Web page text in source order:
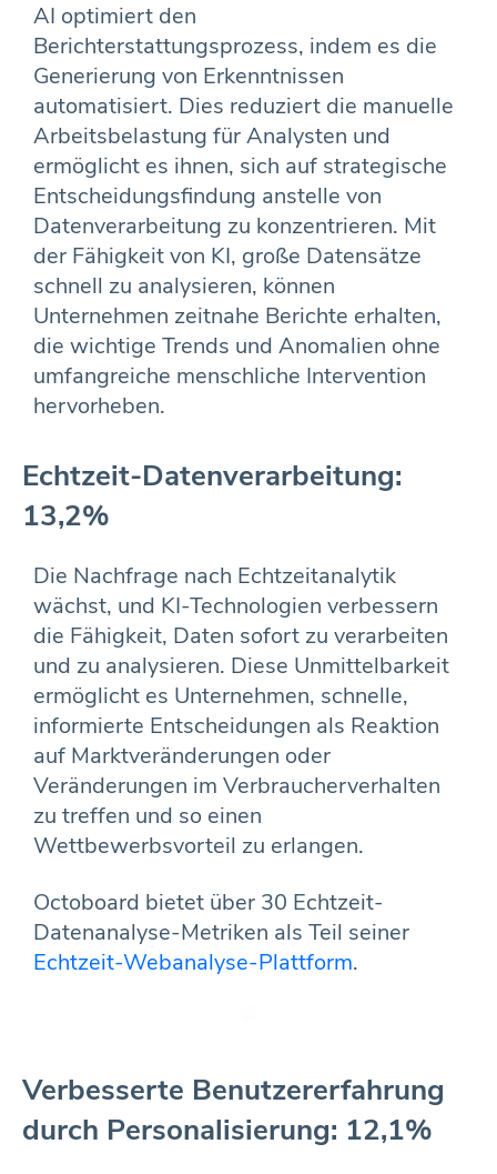
AI optimiert den
Berichterstattungsprozess, indem es die
Generierung von Erkenntnissen
automatisiert. Dies reduziert die manuelle
Arbeitsbelastung für Analysten und
ermöglicht es ihnen, sich auf strategische
Entscheidungsfindung anstelle von
Datenverarbeitung zu konzentrieren. Mit
der Fähigkeit von KI, große Datensätze
schnell zu analysieren, können
Unternehmen zeitnahe Berichte erhalten,
die wichtige Trends und Anomalien ohne
umfangreiche menschliche Intervention
hervorheben.
Echtzeit-Datenverarbeitung:
13,2%
Die Nachfrage nach Echtzeitanalytik
wächst, und KI-Technologien verbessern
die Fähigkeit, Daten sofort zu verarbeiten
und zu analysieren. Diese Unmittelbarkeit
ermöglicht es Unternehmen, schnelle,
informierte Entscheidungen als Reaktion
auf Marktveränderungen oder
Veränderungen im Verbraucherverhalten
zu treffen und so einen
Wettbewerbsvorteil zu erlangen.
Octoboard bietet über 30 Echtzeit-
Datenanalyse-Metriken als Teil seiner
Echtzeit-Webanalyse-Plattform.
Verbesserte Benutzererfahrung
durch Personalisierung: 12,1%